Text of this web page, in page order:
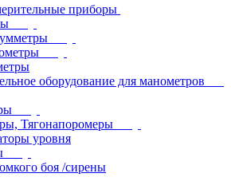
приборы
оборудование для манометров
Тягонапоромеры
уровня
боя /сирены